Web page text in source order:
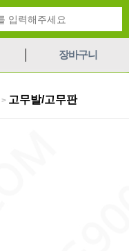
장바구니
> 고무발/고무판